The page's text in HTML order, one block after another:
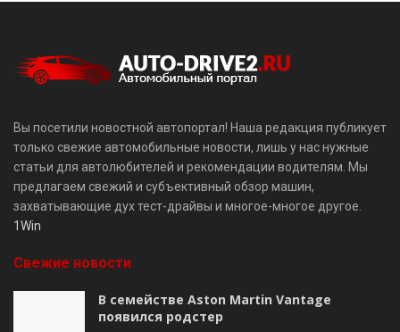
Вы посетили новостной автопортал! Наша редакция публикует
только свежие автомобильные новости, лишь у нас нужные
статьи для автолюбителей и рекомендации водителям. Мы
предлагаем свежий и субъективный обзор машин,
захватывающие дух тест-драйвы и многое-многое другое.
1Win
Свежие новости
В семействе Aston Martin Vantage
появился родстер